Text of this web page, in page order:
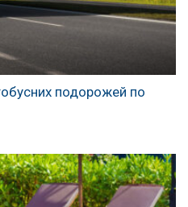
подорожей по